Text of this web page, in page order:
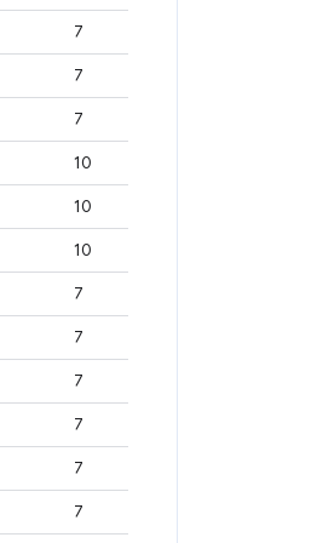
7
7
7
10
10
10
7
7
7
7
7
7